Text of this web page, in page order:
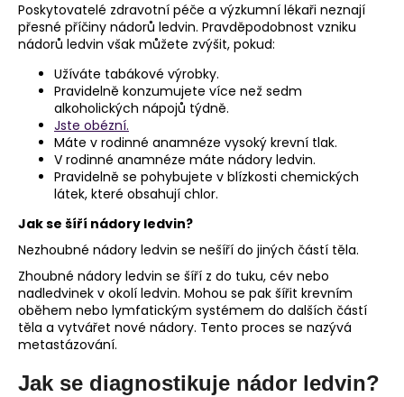
Poskytovatelé zdravotní péče a výzkumní lékaři neznají
přesné příčiny nádorů ledvin. Pravděpodobnost vzniku
nádorů ledvin však můžete zvýšit, pokud:
Užíváte tabákové výrobky.
Pravidelně konzumujete více než sedm
alkoholických nápojů týdně.
Jste obézní.
Máte v rodinné anamnéze vysoký krevní tlak.
V rodinné anamnéze máte nádory ledvin.
Pravidelně se pohybujete v blízkosti chemických
látek, které obsahují chlor.
Jak se šíří nádory ledvin?
Nezhoubné nádory ledvin se nešíří do jiných částí těla.
Zhoubné nádory ledvin se šíří z do tuku, cév nebo
nadledvinek v okolí ledvin. Mohou se pak šířit krevním
oběhem nebo lymfatickým systémem do dalších částí
těla a vytvářet nové nádory. Tento proces se nazývá
metastázování.
Jak se diagnostikuje nádor ledvin?